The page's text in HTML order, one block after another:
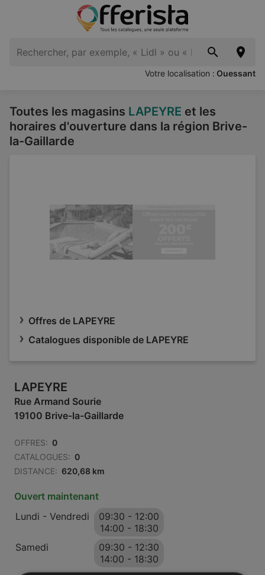
Votre localisation : Ouessant
Toutes les magasins LAPEYRE et les
horaires d'ouverture dans la région Brive-
la-Gaillarde
Offres de LAPEYRE
Catalogues disponible de LAPEYRE
LAPEYRE
Rue Armand Sourie
19100 Brive-la-Gaillarde
OFFRES: 0
CATALOGUES: 0
DISTANCE: 620,68 km
Ouvert maintenant
Lundi - Vendredi
09:30 - 12:00
14:00 - 18:30
Samedi
09:30 - 12:30
14:00 - 18:30